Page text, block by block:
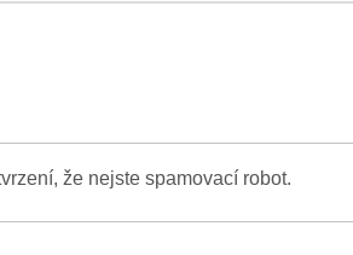
že nejste spamovací robot.